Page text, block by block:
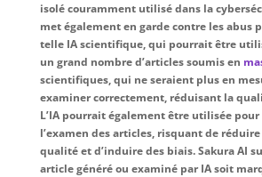
isolé couramment utilisé dans la
met également en garde contre les abus
telle IA scientifique, qui pourrait être
un grand nombre d’articles soumis en
scientifiques, qui ne seraient plus en
examiner correctement, réduisant la
L’IA pourrait également être utilisée
l’examen des articles, risquant de
qualité et d’induire des biais. Sakura AI
article généré ou examiné par IA soit